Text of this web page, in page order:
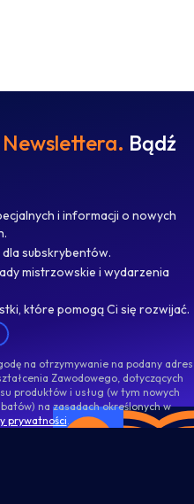
Newslettera. Bądź
i informacji o nowych
subskrybentów.
mistrzowskie i wydarzenia
które pomogą Ci się rozwijać.
na otrzymywanie na podany adres
Zawodowego, dotyczących
produktów i usług (w tym nowych
na zasadach określonych w
prywatności.